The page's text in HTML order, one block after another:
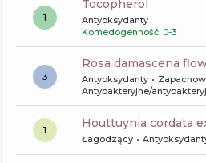
1
tocopherol
Antyoksydanty
Komedogenność: 0-3
3
rosa damascena
Antyoksydanty
Antybakteryjne/
1 houttuynia cordata
Łagodzący